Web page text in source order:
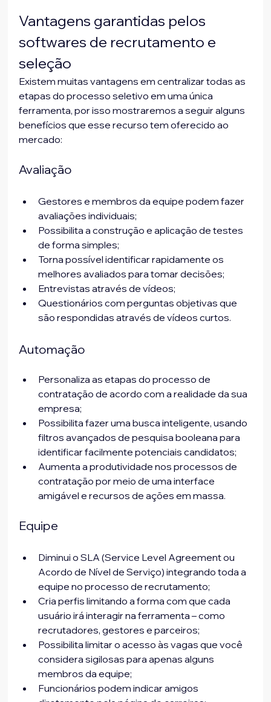
Vantagens garantidas pelos
softwares de recrutamento e
seleção
Existem muitas vantagens em centralizar todas as
etapas do processo seletivo em uma única
ferramenta, por isso mostraremos a seguir alguns
benefícios que esse recurso tem oferecido ao
mercado:
Avaliação
Gestores e membros da equipe podem fazer
avaliações individuais;
Possibilita a construção e aplicação de testes
de forma simples;
Torna possível identificar rapidamente os
melhores avaliados para tomar decisões;
Entrevistas através de vídeos;
Questionários com perguntas objetivas que
são respondidas através de vídeos curtos.
Automação
Personaliza as etapas do processo de
contratação de acordo com a realidade da sua
empresa;
Possibilita fazer uma busca inteligente, usando
filtros avançados de pesquisa booleana para
identificar facilmente potenciais candidatos;
Aumenta a produtividade nos processos de
contratação por meio de uma interface
amigável e recursos de ações em massa.
Equipe
Diminui o SLA (Service Level Agreement ou
Acordo de Nível de Serviço) integrando toda a
equipe no processo de recrutamento;
Cria perfis limitando a forma com que cada
usuário irá interagir na ferramenta – como
recrutadores, gestores e parceiros;
Possibilita limitar o acesso às vagas que você
considera sigilosas para apenas alguns
membros da equipe;
Funcionários podem indicar amigos